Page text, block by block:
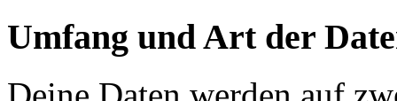
Umfang und Art der